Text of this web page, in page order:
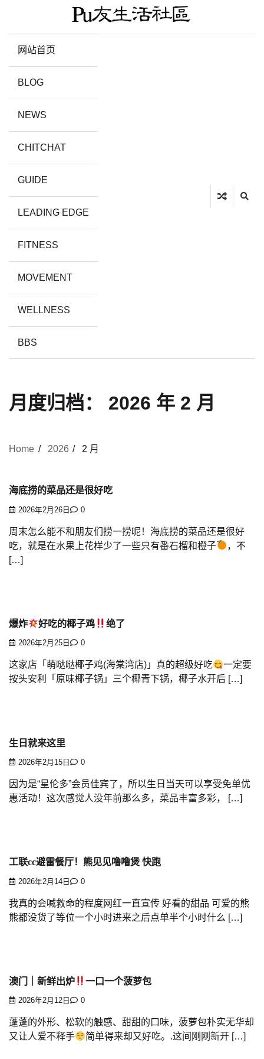
网站首页
BLOG
NEWS
CHITCHAT
GUIDE
LEADING EDGE
FITNESS
MOVEMENT
WELLNESS
BBS
月度归档： 2026 年 2 月
Home 2026 2 月
海底捞的菜品还是很好吃
2026年2月26日 0
周末怎么能不和朋友们捞一捞呢！海底捞的菜品还是很好
吃，就是在水果上花样少了一些只有番石榴和橙子
，不
[…]
爆炸 好吃的椰子鸡 绝了
2026年2月25日 0
这家店「萌哒哒椰子鸡(海棠湾店)」真的超级好吃
一定要
按头安利「原味椰子锅」三个椰青下锅，椰子水开后 […]
生日就来这里
2026年2月15日 0
因为是“星伦多”会员佳宾了，所以生日当天可以享受免单优
惠活动！这次感觉人没年前那么多，菜品丰富多彩， […]
工联cc避雷餐厅！熊见见噜噜煲 快跑
2026年2月14日 0
我真的会喊救命的程度网红一直宣传 好看的甜品 可爱的熊
熊都没货了等位一个小时进来之后点单半个小时什么 […]
澳门｜新鲜出炉 一口一个菠萝包
2026年2月12日 0
蓬蓬的外形、松软的触感、甜甜的口味，菠萝包朴实无华却
又让人爱不释手
简单得来却又好吃。.这间刚刚新开 […]